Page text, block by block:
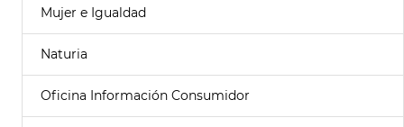
Mujer e Igualdad
Naturia
Oficina Información Consumidor